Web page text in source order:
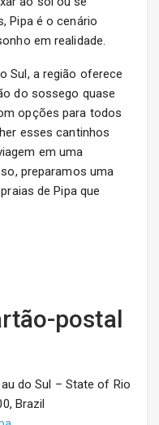
Pipa é o cenário
em realidade.
Sul, a região oferece
do sossego quase
opções para todos
esses cantinhos
em uma
preparamos uma
de Pipa que
postal
do Sul – State of Rio
Brazil